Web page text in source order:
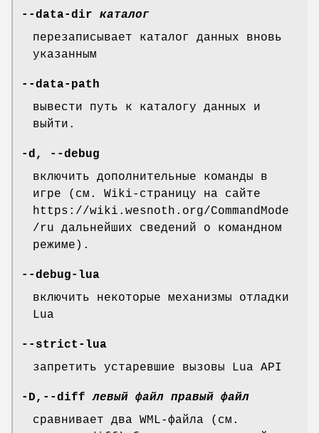
--data-dir каталог
перезаписывает каталог данных вновь
указанным
--data-path
вывести путь к каталогу данных и
выйти.
-d, --debug
включить дополнительные команды в
игре (см. Wiki-страницу на сайте
https://wiki.wesnoth.org/CommandMode
/ru дальнейших сведений о командном
режиме).
--debug-lua
включить некоторые механизмы отладки
Lua
--strict-lua
запретить устаревшие вызовы Lua API
-D,--diff левый файл правый файл
сравнивает два WML-файла (см.